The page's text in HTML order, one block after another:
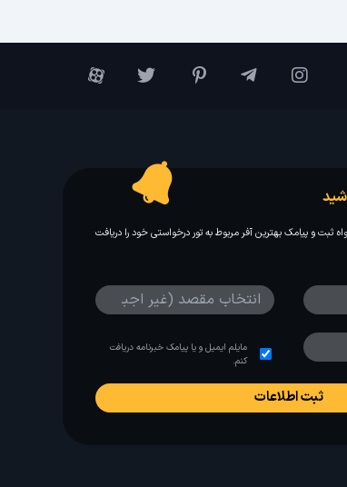
ثبت و پیامک بهترین آفر مربوط به تور درخواستی خود را دریافت
مایلم ایمیل و یا پیامک خبرنامه دریافت
کنم.